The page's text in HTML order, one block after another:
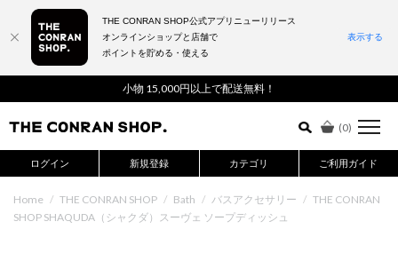
小物 15,000円以上で配送無料！
(0)
ログイン 新規登録 カテゴリ ご利用ガイド
詳細検索はこちら
Home / THE CONRAN SHOP / Bath / バスアクセサリー / THE CONRAN
SHOP SHAQUDA（シャクダ）スーヴェ ソープディッシュ
THE CONRAN SHOP公式アプリニューリリース
オンラインショップと店舗で
ポイントを貯める・使える
表示する